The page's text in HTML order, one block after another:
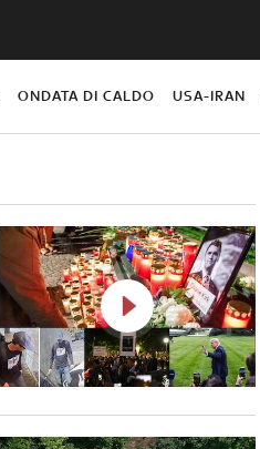
ONDATA DI CALDO USA-IRAN